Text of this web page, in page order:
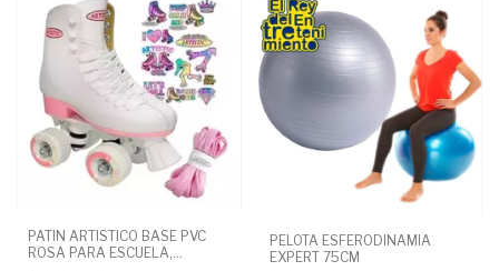
PATIN ARTISTICO BASE PVC
ROSA PARA ESCUELA,
PELOTA ESFERODINAMIA
EXPERT 75CM